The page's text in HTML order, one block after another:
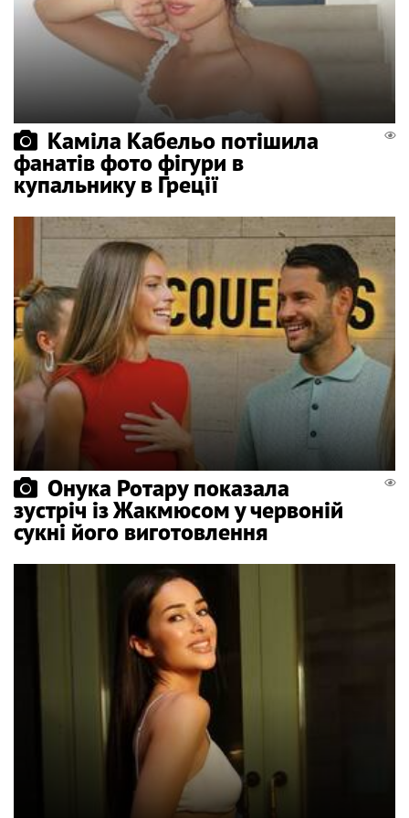
Каміла Кабельо потішила
фанатів фото фігури в
купальнику в Греції
Онука Ротару показала
зустріч із Жакмюсом у червоній
сукні його виготовлення